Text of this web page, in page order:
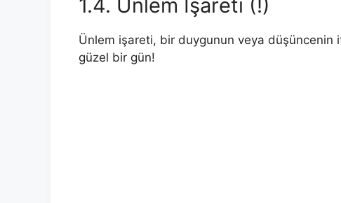
1.4. Ünlem İşareti (!)
Ünlem işareti, bir duygunun veya düşüncenin
güzel bir gün!